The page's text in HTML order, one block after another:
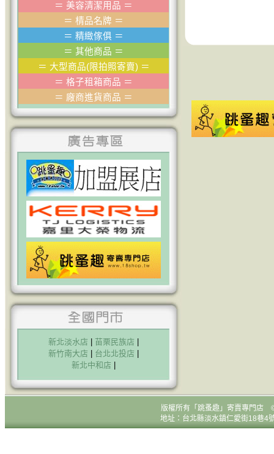
＝ 美容清潔用品 ＝
＝ 棈品名牌 ＝
＝ 精緻傢俱 ＝
＝ 其他商品 ＝
＝ 大型商品(限拍照寄賣) ＝
＝ 格子租箱商品 ＝
＝ 廠商進貨商品 ＝
新北淡水店 苗栗民族店
新竹南大店
台北北投店
新北中和店
版權所有 「跳蚤趣」寄賣專門
地址：台北縣淡水鎮仁愛街18巷